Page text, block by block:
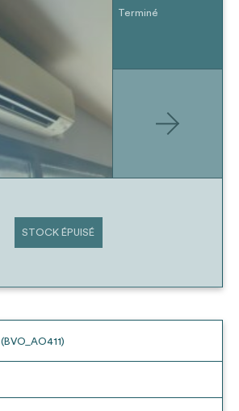
Terminé
STOCK ÉPUISÉ
(BVO_AO411)